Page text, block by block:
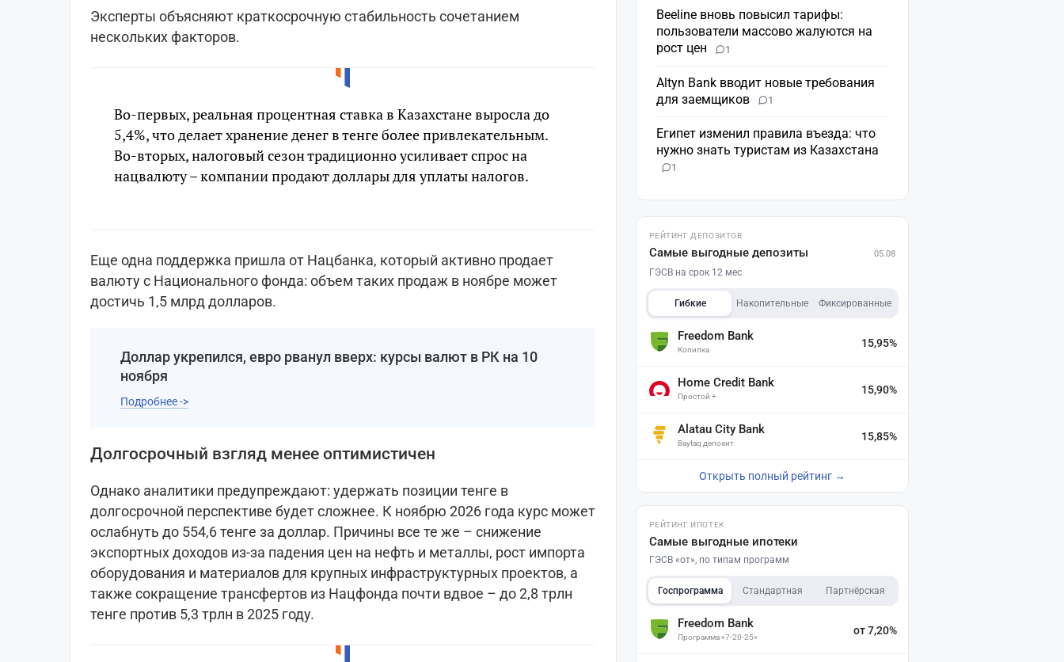
Эксперты объясняют краткосрочную стабильность сочетанием
нескольких факторов.
Во-первых, реальная процентная ставка в Казахстане выросла до
5,4%, что делает хранение денег в тенге более привлекательным.
Во-вторых, налоговый сезон традиционно усиливает спрос на
нацвалюту – компании продают доллары для уплаты налогов.
Еще одна поддержка пришла от Нацбанка, который активно продает
валюту с Национального фонда: объем таких продаж в ноябре может
достичь 1,5 млрд долларов.
Доллар укрепился, евро рванул вверх: курсы валют в РК на 10
ноября
Подробнее ->
Долгосрочный взгляд менее оптимистичен
Однако аналитики предупреждают: удержать позиции тенге в
долгосрочной перспективе будет сложнее. К ноябрю 2026 года курс может
ослабнуть до 554,6 тенге за доллар. Причины все те же – снижение
экспортных доходов из-за падения цен на нефть и металлы, рост импорта
оборудования и материалов для крупных инфраструктурных проектов, а
также сокращение трансфертов из Нацфонда почти вдвое – до 2,8 трлн
тенге против 5,3 трлн в 2025 году.
Beeline вновь повысил тарифы:
пользователи массово жалуются на
рост цен
1
Altyn Bank вводит новые требования
для заемщиков
1
Египет изменил правила въезда: что
нужно знать туристам из Казахстана
1
РЕЙТИНГ ДЕПОЗИТОВ
Самые выгодные депозиты 05.08
ГЭСВ на срок 12 мес
Гибкие Накопительные Фиксированные
Freedom Bank
Копилка
15,95%
Home Credit Bank
Простой +
15,90%
Alatau City Bank
Baytaq депозит
15,85%
Открыть полный рейтинг →
РЕЙТИНГ ИПОТЕК
Самые выгодные ипотеки
ГЭСВ «от», по типам программ
Госпрограмма Стандартная Партнёрская
Freedom Bank
Программа «7-20-25»
от 7,20%